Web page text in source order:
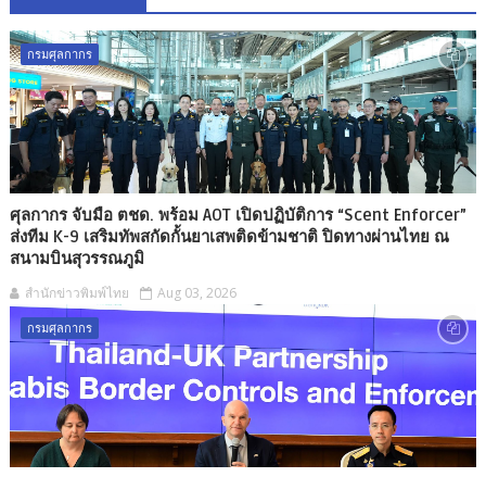
กรมศุลกากร
ศุลกากร จับมือ ตชด. พร้อม AOT เปิดปฏิบัติการ “Scent Enforcer”
ส่งทีม K-9 เสริมทัพสกัดกั้นยาเสพติดข้ามชาติ ปิดทางผ่านไทย ณ
สนามบินสุวรรณภูมิ
สำนักข่าวพิมพ์ไทย Aug 03, 2026
กรมศุลกากร